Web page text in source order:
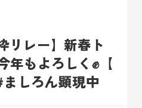
リレー】新春ト
年もよろしく✊️【
しろん顕現中